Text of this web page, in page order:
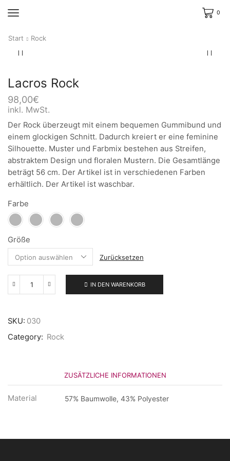
0
Start Rock
Lacros Rock
98,00€
inkl. MwSt.
Der Rock überzeugt mit einem bequemen Gummibund und
einem glockigen Schnitt. Dadurch kreiert er eine feminine
Silhouette. Muster und Farbmix bestehen aus Streifen,
abstraktem Design und floralen Mustern. Die Gesamtlänge
beträgt 56 cm. Der Artikel ist in verschiedenen Farben
erhältlich. Der Artikel ist waschbar.
Farbe
Größe
Zurücksetzen
Lacros
IN DEN WARENKORB
SKU: 030
Category: Rock
ZUSÄTZLICHE INFORMATIONEN
Material 57% Baumwolle, 43% Polyester